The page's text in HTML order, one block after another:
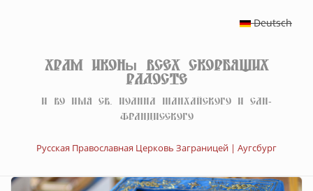
Deutsch
Храм иконы Всех скорбящих
Радосте
И во имя св. Иоанна Шанхайского и Сан-
Францисского
Русская Православная Церковь Заграницей | Аугсбург